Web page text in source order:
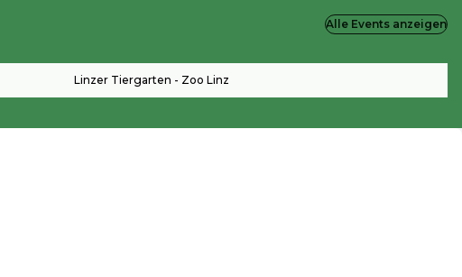
Linzer Tiergarten - Zoo Linz
Alle Events anzeigen